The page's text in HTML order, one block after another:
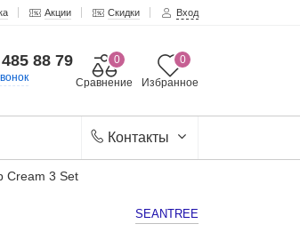
Акции Скидки Вход
88 79
Избранное
0
Сравнение
0
Контакты
Cream 3 Set
SEANTREE